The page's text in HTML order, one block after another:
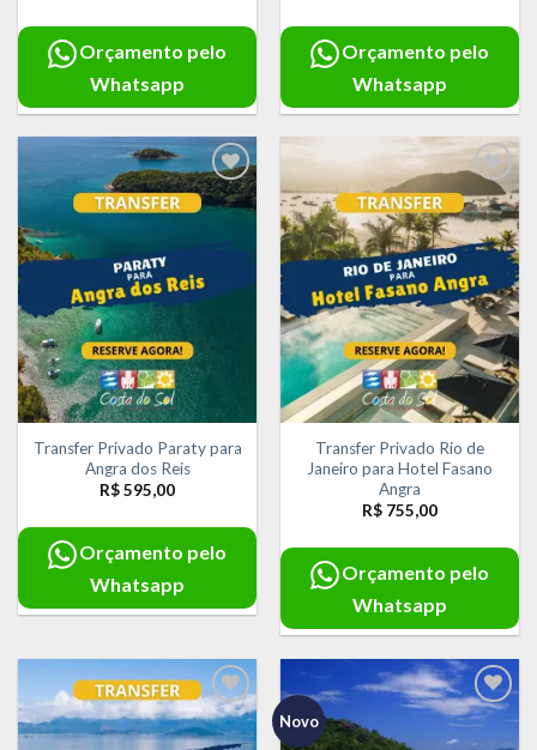
Orçamento pelo
Whatsapp
Orçamento pelo
Whatsapp
desejos
Transfer Privado Paraty para
Angra dos Reis
R$595,00
Orçamento pelo
Whatsapp
Adicionar
aos meus
desejos
Transfer Privado Rio de
Janeiro para Hotel Fasano
Angra
R$ 755,00
Orçamento pelo
Whatsapp
Novo